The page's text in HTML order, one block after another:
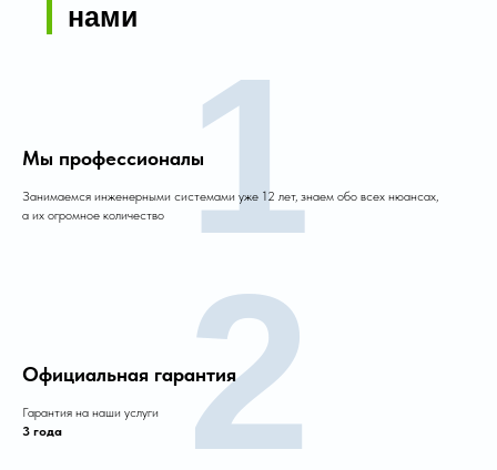
нами
Мы профессионалы
Занимаемся инженерными системами уже 12 лет, знаем обо всех нюансах,
а их огромное количество
1
Официальная гарантия
Гарантия на наши услуги
3 года
2